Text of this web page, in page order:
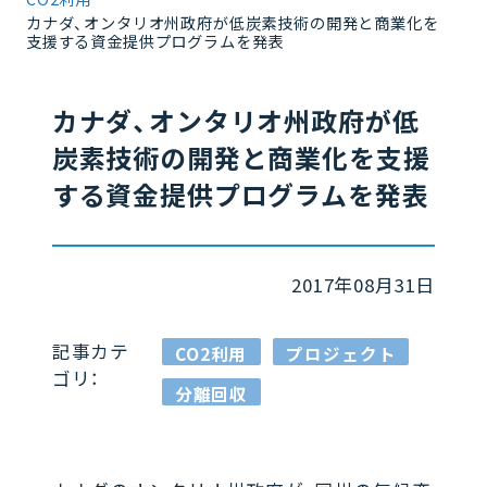
カナダ、オンタリオ州政府が低炭素技術の開発と商業化を
支援する資金提供プログラムを発表
カナダ、オンタリオ州政府が低
炭素技術の開発と商業化を支援
する資金提供プログラムを発表
2017年08月31日
記事カテ
ゴリ：
CO2利用
プロジェクト
分離回収